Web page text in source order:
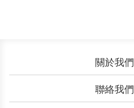
關於我們
聯絡我們